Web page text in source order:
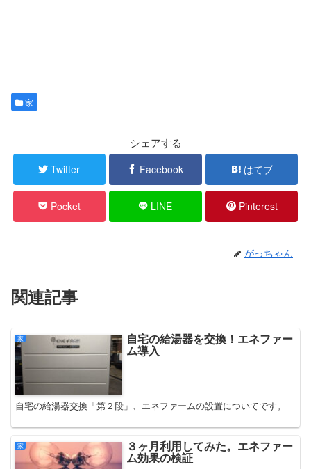
家
シェアする
Twitter Facebook はてブ
Pocket LINE Pinterest
がっちゃん
関連記事
家 自宅の給湯器を交換！エネファー
ム導入
自宅の給湯器交換「第２段」、エネファームの設置についてです。
家 ３ヶ月利用してみた。エネファー
ム効果の検証